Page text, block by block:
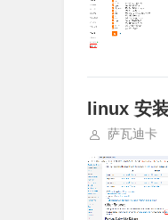
linux 安
萨瓦迪卡